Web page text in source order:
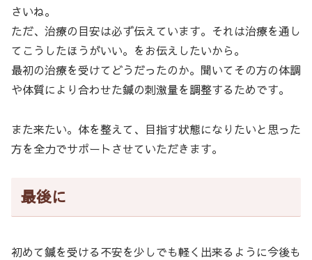
さいね。
ただ、治療の目安は必ず伝えています。それは治療を通し
てこうしたほうがいい。をお伝えしたいから。
最初の治療を受けてどうだったのか。聞いてその方の体調
や体質により合わせた鍼の刺激量を調整するためです。
また来たい。体を整えて、目指す状態になりたいと思った
方を全力でサポートさせていただきます。
最後に
初めて鍼を受ける不安を少しでも軽く出来るように今後も